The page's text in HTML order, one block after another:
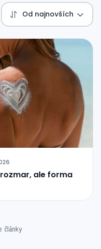
Od najnovších
ale forma
články